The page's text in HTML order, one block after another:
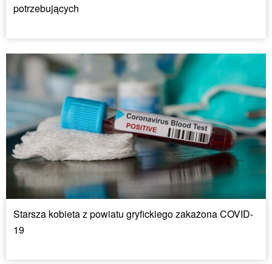
potrzebujących
Starsza kobieta z powiatu gryfickiego zakażona COVID-
19